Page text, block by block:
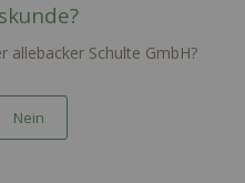
Ein-
allebacker Schulte GmbH?
Nein